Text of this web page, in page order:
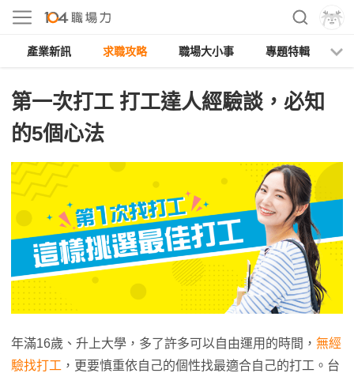
產業新訊 求職攻略 職場大小事 專題特輯
第一次打工 打工達人經驗談，必知
的5個心法
年滿16歲、升上大學，多了許多可以自由運用的時間， 無經
驗找打工 ，更要慎重依自己的個性找最適合自己的打工。台